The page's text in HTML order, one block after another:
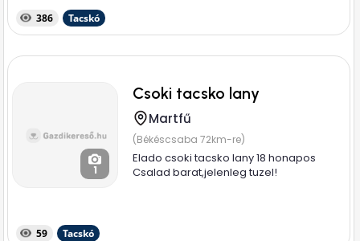
386 Tacskó
1
Csoki tacsko lany
Martfű
(Békéscsaba 72km-re)
Elado csoki tacsko lany 18 honapos
Csalad barat,jelenleg tuzel!
59 Tacskó